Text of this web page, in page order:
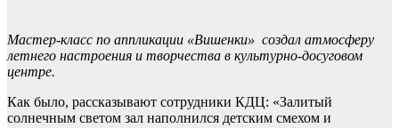
Мастер-класс по аппликации «Вишенки» создал атмосферу
летнего настроения и творчества в культурно-досуговом
центре.
Как было, рассказывают сотрудники КДЦ: «Залитый
солнечным светом зал наполнился детским смехом и